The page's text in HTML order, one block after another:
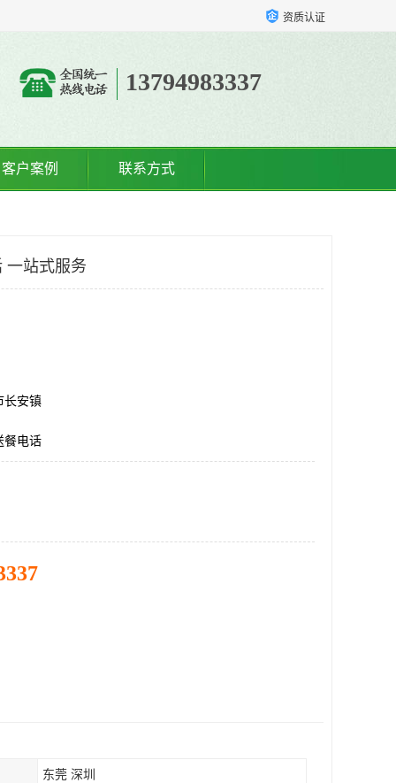
资质认证
13794983337
客户案例 联系方式
一站式服务
长安镇
餐电话
东莞 深圳